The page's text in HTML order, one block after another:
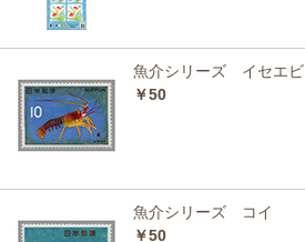
魚介シリーズ イセエビ
￥50
魚介シリーズ コイ
￥50